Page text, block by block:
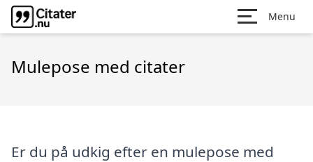
Menu
Mulepose med citater
Er du på udkig efter en mulepose med